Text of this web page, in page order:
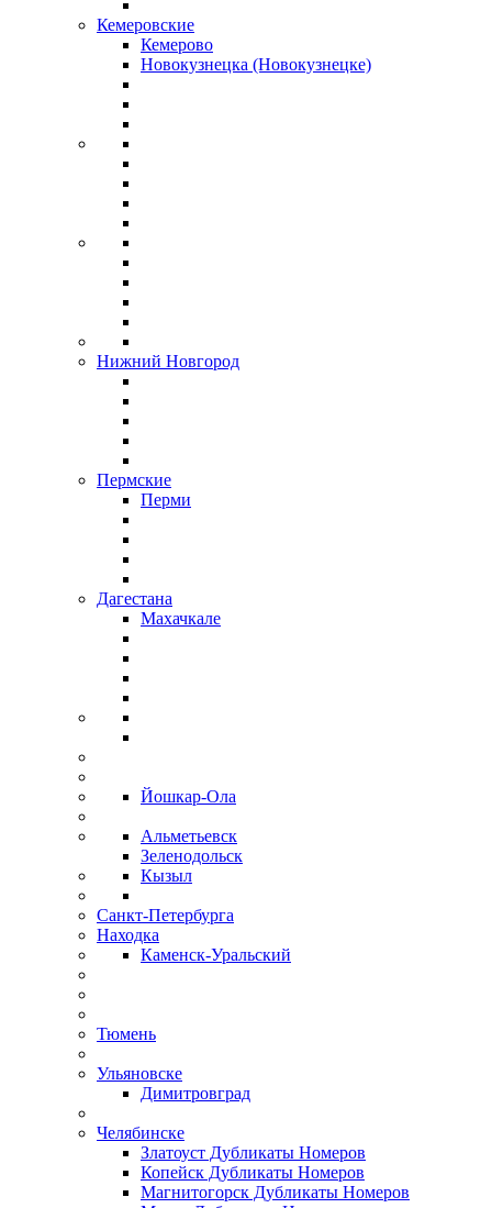
Кемеровские
Кемерово
Новокузнецка (Новокузнецке)
Нижний Новгород
Пермские
Перми
Дагестана
Махачкале
Йошкар-Ола
Альметьевск
Зеленодольск
Кызыл
Санкт-Петербурга
Находка
Каменск-Уральский
Тюмень
Ульяновске
Димитровград
Челябинске
Златоуст Дубликаты Номеров
Копейск Дубликаты Номеров
Магнитогорск Дубликаты Номеров